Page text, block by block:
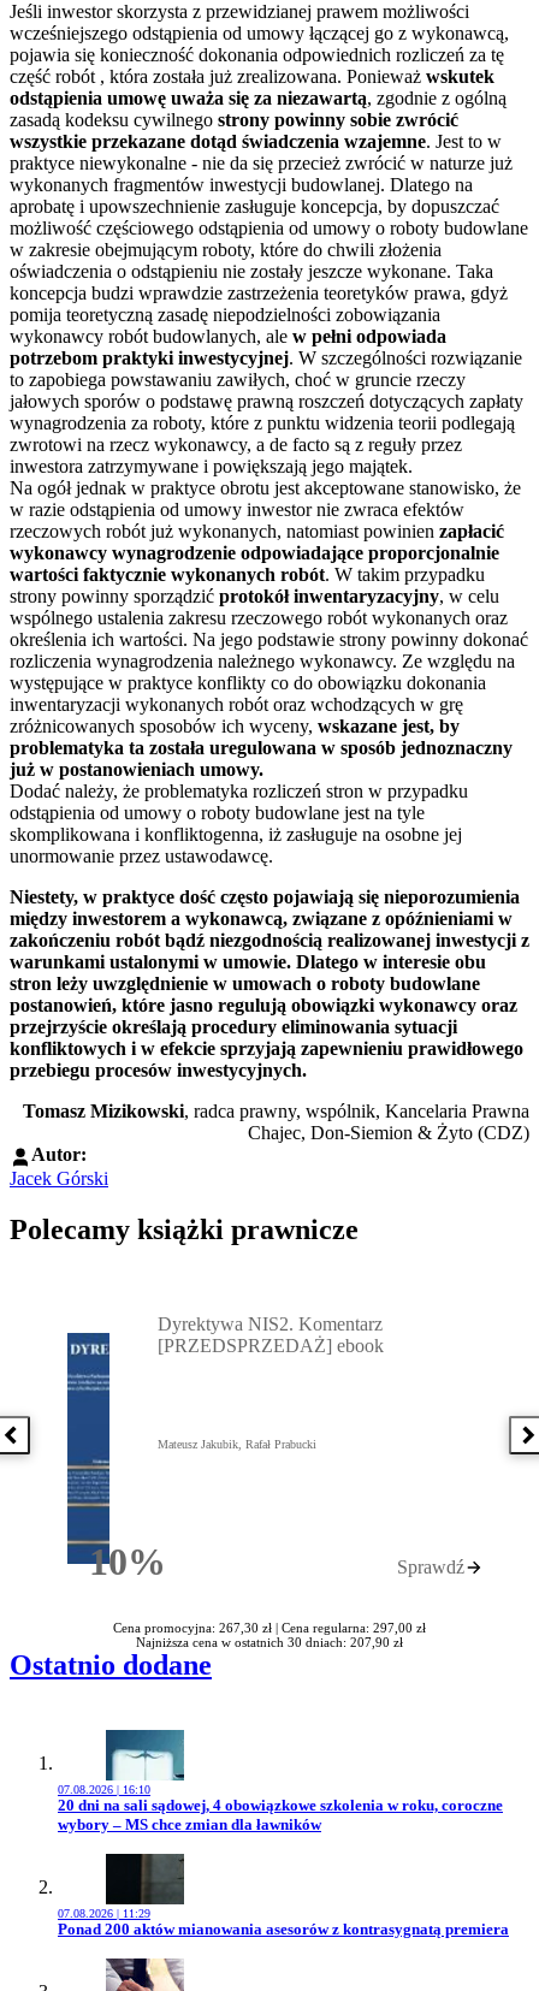
Jeśli inwestor skorzysta z przewidzianej prawem możliwości
wcześniejszego odstąpienia od umowy łączącej go z wykonawcą,
pojawia się konieczność dokonania odpowiednich rozliczeń za tę
część robót , która została już zrealizowana. Ponieważ wskutek
odstąpienia umowę uważa się za niezawartą, zgodnie z ogólną
zasadą kodeksu cywilnego strony powinny sobie zwrócić
wszystkie przekazane dotąd świadczenia wzajemne. Jest to w
praktyce niewykonalne - nie da się przecież zwrócić w naturze już
wykonanych fragmentów inwestycji budowlanej. Dlatego na
aprobatę i upowszechnienie zasługuje koncepcja, by dopuszczać
możliwość częściowego odstąpienia od umowy o roboty budowlane
w zakresie obejmującym roboty, które do chwili złożenia
oświadczenia o odstąpieniu nie zostały jeszcze wykonane. Taka
koncepcja budzi wprawdzie zastrzeżenia teoretyków prawa, gdyż
pomija teoretyczną zasadę niepodzielności zobowiązania
wykonawcy robót budowlanych, ale w pełni odpowiada
potrzebom praktyki inwestycyjnej. W szczególności rozwiązanie
to zapobiega powstawaniu zawiłych, choć w gruncie rzeczy
jałowych sporów o podstawę prawną roszczeń dotyczących zapłaty
wynagrodzenia za roboty, które z punktu widzenia teorii podlegają
zwrotowi na rzecz wykonawcy, a de facto są z reguły przez
inwestora zatrzymywane i powiększają jego majątek.
Na ogół jednak w praktyce obrotu jest akceptowane stanowisko, że
w razie odstąpienia od umowy inwestor nie zwraca efektów
rzeczowych robót już wykonanych, natomiast powinien zapłacić
wykonawcy wynagrodzenie odpowiadające proporcjonalnie
wartości faktycznie wykonanych robót. W takim przypadku
strony powinny sporządzić protokół inwentaryzacyjny, w celu
wspólnego ustalenia zakresu rzeczowego robót wykonanych oraz
określenia ich wartości. Na jego podstawie strony powinny dokonać
rozliczenia wynagrodzenia należnego wykonawcy. Ze względu na
występujące w praktyce konflikty co do obowiązku dokonania
inwentaryzacji wykonanych robót oraz wchodzących w grę
zróżnicowanych sposobów ich wyceny, wskazane jest, by
problematyka ta została uregulowana w sposób jednoznaczny
już w postanowieniach umowy.
Dodać należy, że problematyka rozliczeń stron w przypadku
odstąpienia od umowy o roboty budowlane jest na tyle
skomplikowana i konfliktogenna, iż zasługuje na osobne jej
unormowanie przez ustawodawcę.
Niestety, w praktyce dość często pojawiają się nieporozumienia
między inwestorem a wykonawcą, związane z opóźnieniami w
zakończeniu robót bądź niezgodnością realizowanej inwestycji z
warunkami ustalonymi w umowie. Dlatego w interesie obu
stron leży uwzględnienie w umowach o roboty budowlane
postanowień, które jasno regulują obowiązki wykonawcy oraz
przejrzyście określają procedury eliminowania sytuacji
konfliktowych i w efekcie sprzyjają zapewnieniu prawidłowego
przebiegu procesów inwestycyjnych.
Tomasz Mizikowski, radca prawny, wspólnik, Kancelaria Prawna
Chajec, Don-Siemion & Żyto (CDZ)
Autor:
Jacek Górski
Polecamy książki prawnicze
Poprzednia książka
10%Rabatu
Dyrektywa NIS2. Komentarz
[PRZEDSPRZEDAŻ] ebook
Mateusz Jakubik, Rafał Prabucki
Sprawdź
Cena promocyjna: 267,30 zł | Cena regularna: 297,00 zł
Najniższa cena w ostatnich 30 dniach: 207,90 zł
Ostatnio dodane
07.08.2026 | 16:10
Przejdź do artykułu:
20 dni na sali sądowej, 4 obowiązkowe szkolenia w roku, coroczne
wybory – MS chce zmian dla ławników
07.08.2026 | 11:29
Przejdź do artykułu:
Ponad 200 aktów mianowania asesorów z kontrasygnatą premiera